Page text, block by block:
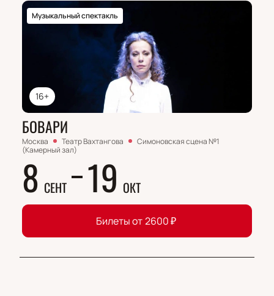
16+
Музыкальный спектакль
БОВАРИ
Москва Театр Вахтангова
Симоновская сцена №1
(Камерный зал)
8 СЕНТ 19 ОКТ
Билеты от 2600₽